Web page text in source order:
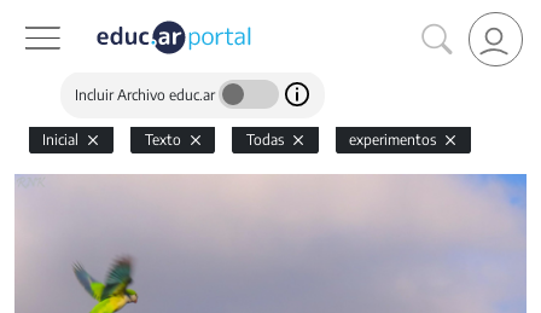
Incluir Archivo educ.ar
Inicial Texto Todas experimentos